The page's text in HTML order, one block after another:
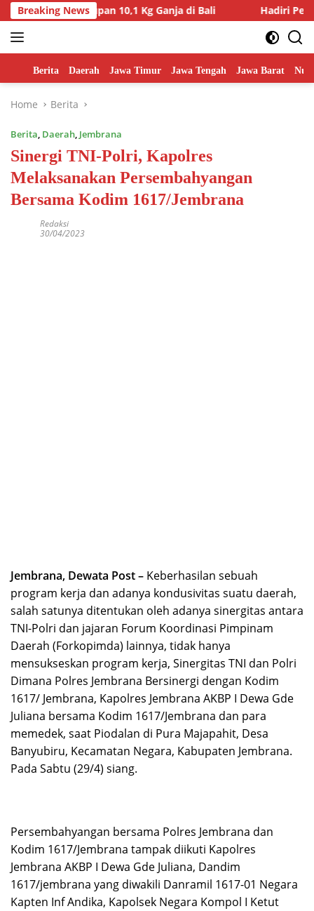
Skip
to
content
Breaking News10,1 Kg Ganja di Bali Hadiri Penyerahan
Home
Berita Daerah Jawa Timur Jawa Tengah Jawa Barat
Home Berita
Berita, Daerah, Jembrana
Sinergi TNI-Polri, Kapolres
Melaksanakan Persembahyangan
Bersama Kodim 1617/Jembrana
Redaksi
30/04/2023
Jembrana, Dewata Post – Keberhasilan sebuah
program kerja dan adanya kondusivitas suatu daerah,
salah satunya ditentukan oleh adanya sinergitas antara
TNI-Polri dan jajaran Forum Koordinasi Pimpinam
Daerah (Forkopimda) lainnya, tidak hanya
mensukseskan program kerja, Sinergitas TNI dan Polri
Dimana Polres Jembrana Bersinergi dengan Kodim
1617/ Jembrana, Kapolres Jembrana AKBP I Dewa Gde
Juliana bersama Kodim 1617/Jembrana dan para
memedek, saat Piodalan di Pura Majapahit, Desa
Banyubiru, Kecamatan Negara, Kabupaten Jembrana.
Pada Sabtu (29/4) siang.
Persembahyangan bersama Polres Jembrana dan
Kodim 1617/Jembrana tampak diikuti Kapolres
Jembrana AKBP I Dewa Gde Juliana, Dandim
1617/jembrana yang diwakili Danramil 1617-01 Negara
Kapten Inf Andika, Kapolsek Negara Kompol I Ketut